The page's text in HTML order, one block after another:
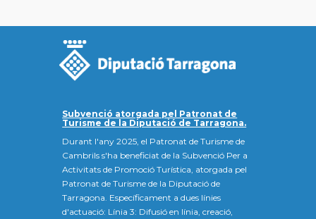
Subvenció atorgada pel Patronat de
Turisme de la Diputació de Tarragona.
Durant l'any 2025, el Patronat de Turisme de
Cambrils s'ha beneficiat de la Subvenció Per a
Activitats de Promoció Turística, atorgada pel
Patronat de Turisme de la Diputació de
Tarragona. Específicament a dues línies
d'actuació: Línia 3: Difusió en línia, creació,